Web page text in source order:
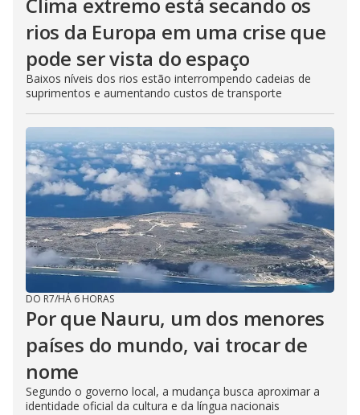
Clima extremo está secando os
rios da Europa em uma crise que
pode ser vista do espaço
Baixos níveis dos rios estão interrompendo cadeias de
suprimentos e aumentando custos de transporte
DO R7/HÁ 6 HORAS
Por que Nauru, um dos menores
países do mundo, vai trocar de
nome
Segundo o governo local, a mudança busca aproximar a
identidade oficial da cultura e da língua nacionais